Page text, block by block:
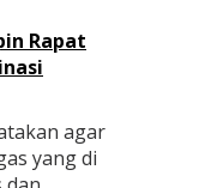
Rapat
agar
yang di